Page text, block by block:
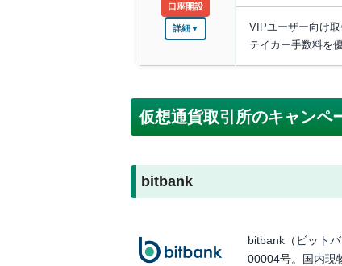
口座開設
詳細▼
VIPユーザー向け
テイカー手数料を
仮想通貨取引所のキャンペ
bitbank
bitbank（ビット
00004号。国内現